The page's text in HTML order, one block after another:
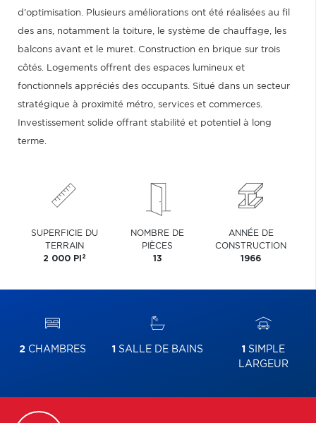
d'optimisation. Plusieurs améliorations ont été réalisées au fil
des ans, notamment la toiture, le système de chauffage, les
balcons avant et le muret. Construction en brique sur trois
côtés. Logements offrent des espaces lumineux et
fonctionnels appréciés des occupants. Situé dans un secteur
stratégique à proximité métro, services et commerces.
Investissement solide offrant stabilité et potentiel à long
terme.
SUPERFICIE DU
TERRAIN
2 000 PI 2
NOMBRE DE
PIÈCES
13
ANNÉE DE
CONSTRUCTION
1966
2 CHAMBRES 1 SALLE DE BAINS 1 SIMPLE
LARGEUR